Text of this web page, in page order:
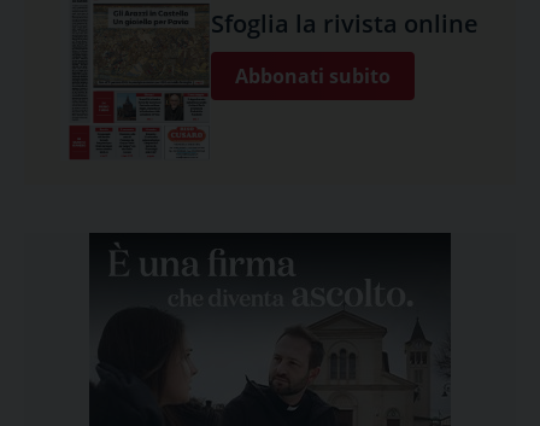
Sfoglia la rivista online
Abbonati subito